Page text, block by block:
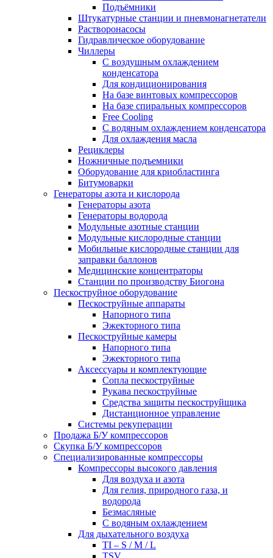
Подъёмники
Штукатурные станции и пневмонагнетатели
Растворонасосы
Гидравлическое оборудование
Чиллеры
С воздушным охлаждением
конденсатора
Для кондиционирования
На базе винтовых компрессоров
На базе спиральных компрессоров
Free Cooling
С водяным охлаждением конденсатора
Для охлаждения масла
Рециклеры
Ножничные подъемники
Оборудование для криобластинга
Битумоварки
Генераторы азота и кислорода
Генераторы азота
Генераторы водорода
Модульные азотные станции
Модульные кислородные станции
Мобильные кислородные станции для
заправки баллонов
Медицинские концентраторы
Станции по производству Биогона
Пескоструйное оборудование
Пескоструйные аппараты
Напорного типа
Эжекторного типа
Пескоструйные камеры
Напорного типа
Эжекторного типа
Аксессуары и комплектующие
Сопла пескоструйные
Рукава пескоструйные
Средства защиты пескоструйщика
Дистанционное управление
Системы рекуперации
Продажа Б/У компрессоров
Скупка Б/У компрессоров
Специализированные компрессоры
Компрессоры высокого давления
Для воздуха и азота
Для гелия, природного газа, и
водорода
Безмасляные
С водяным охлаждением
Для дыхательного воздуха
TI – S / M / L
TSV